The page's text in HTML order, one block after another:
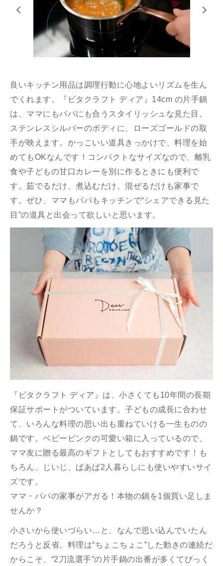
良いキッチン⽤品は調理⾏動に⼼地よいリズムを⽣ん
でくれます。『ビタクラフト ディア』14cm の⽚⼿鍋
は、ママにもパパにも合うスタイリッシュな⾒た⽬。
ステンレスシルバーのボディに、ローズゴールドの取
⼿が映えます。かっこいい道具きっかけで、料理を始
めてもOKなんです！コンパクトなサイズなので、離乳
⾷や⼦どもの⽢⼝カレーを別に作るときにも便利で
す。茹でるだけ、煮込むだけ、混ぜるだけも家事で
す。ぜひ、ママもパパもキッチンで“シェアできる⾒た
⽬”の道具と出会って欲しいと思います。
『ビタクラフト ディア』は、⼩さくても10年間の⻑期
保証サポートがついています。⼦どもの成⻑に合わせ
て、いろんな料理の思い出も重ねていける⼀⽣ものの
鍋です。ベビーピンクの可愛い箱に⼊っているので、
ママ友に贈る最⾼のギフトとしてもおすすめです！も
ちろん、じいじ、ばあば2⼈暮らしにも使いやすいサイ
ズです。
ママ・パパの家事がアガる！本物の鍋を1個買い⾜しま
せんか？
⼩さいから使いづらい…と、なんで思い込んでいたん
だろうと反省。料理は“ちょこちょこ”した動きの連続だ
からこそ、“2⼑流選⼿”の⽚⼿鍋の出番が多くてびっく